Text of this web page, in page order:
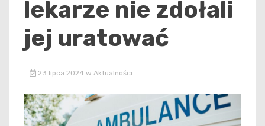
lekarze nie zdołali
jej uratować
23 lipca 2024 w Aktualności